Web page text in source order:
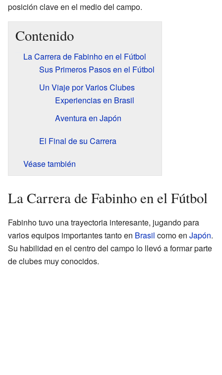
posición clave en el medio del campo.
Contenido
La Carrera de Fabinho en el Fútbol
Sus Primeros Pasos en el Fútbol
Un Viaje por Varios Clubes
Experiencias en Brasil
Aventura en Japón
El Final de su Carrera
Véase también
La Carrera de Fabinho en el Fútbol
Fabinho tuvo una trayectoria interesante, jugando para
varios equipos importantes tanto en Brasil como en Japón.
Su habilidad en el centro del campo lo llevó a formar parte
de clubes muy conocidos.